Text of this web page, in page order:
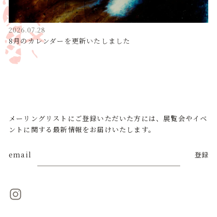
2026.07.28
8月のカレンダーを更新いたしました
メーリングリストにご登録いただいた方には、展覧会やイベ
ントに関する最新情報をお届けいたします。
email 登録